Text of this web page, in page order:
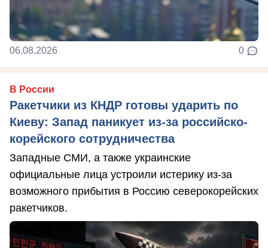
06.08.2026 0
В России
Ракетчики из КНДР готовы ударить по
Киеву: Запад паникует из-за российско-
корейского сотрудничества
Западные СМИ, а также украинские
официальные лица устроили истерику из-за
возможного прибытия в Россию северокорейских
ракетчиков.